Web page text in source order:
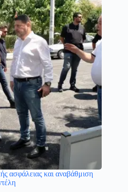
ασφάλειας και αναβάθμιση